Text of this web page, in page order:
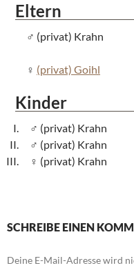
Eltern
(privat) Krahn
(privat) Goihl
Kinder
(privat) Krahn
(privat) Krahn
(privat) Krahn
SCHREIBE EINEN
Deine E-Mail-Adresse wird